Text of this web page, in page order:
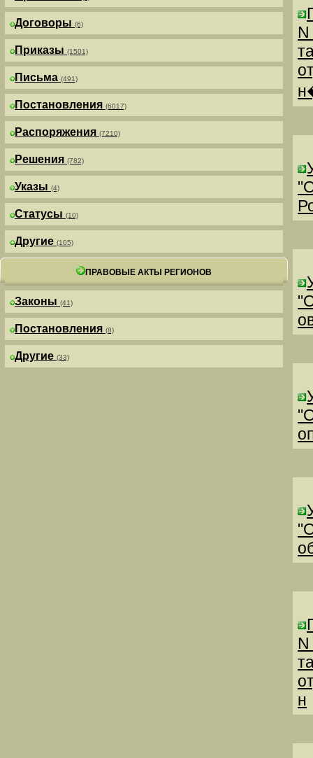
Договоры (6)
Приказы (1501)
Письма (491)
Постановления (6017)
Распоряжения (7210)
Решения (782)
Указы (4)
Статусы (10)
Другие (105)
ПРАВОВЫЕ АКТЫ РЕГИОНОВ
Законы (41)
Постановления (8)
Другие (33)
н